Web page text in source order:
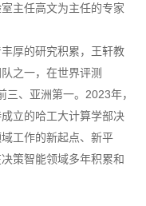
主任高文为主任的专家
厚的研究积累，王轩教
之一，在世界评测
三、亚洲第一。 2023年，
立的哈工大计算学部决
工作的新起点、新平
策智能领域多年积累和